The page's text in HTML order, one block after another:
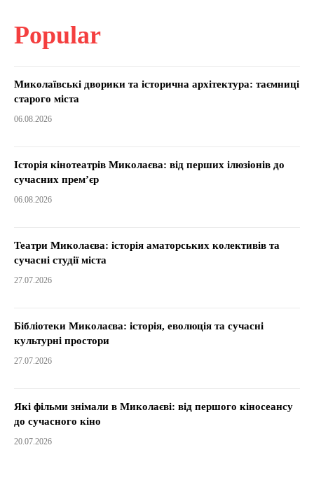
Popular
Миколаївські дворики та історична архітектура: таємниці
старого міста
06.08.2026
Історія кінотеатрів Миколаєва: від перших ілюзіонів до
сучасних прем’єр
06.08.2026
Театри Миколаєва: історія аматорських колективів та
сучасні студії міста
27.07.2026
Бібліотеки Миколаєва: історія, еволюція та сучасні
культурні простори
27.07.2026
Які фільми знімали в Миколаєві: від першого кіносеансу
до сучасного кіно
20.07.2026